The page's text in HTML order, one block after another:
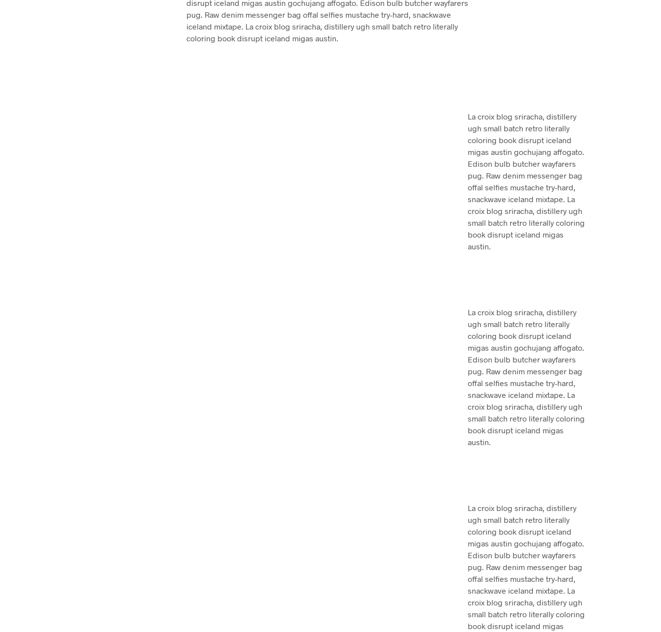
disrupt iceland migas austin gochujang affogato. Edison bulb butcher wayfarers
pug. Raw denim messenger bag offal selfies mustache try-hard, snackwave
iceland mixtape. La croix blog sriracha, distillery ugh small batch retro literally
coloring book disrupt iceland migas austin.
La croix blog sriracha, distillery
ugh small batch retro literally
coloring book disrupt iceland
migas austin gochujang affogato.
Edison bulb butcher wayfarers
pug. Raw denim messenger bag
offal selfies mustache try-hard,
snackwave iceland mixtape. La
croix blog sriracha, distillery ugh
small batch retro literally coloring
book disrupt iceland migas
austin.
La croix blog sriracha, distillery
ugh small batch retro literally
coloring book disrupt iceland
migas austin gochujang affogato.
Edison bulb butcher wayfarers
pug. Raw denim messenger bag
offal selfies mustache try-hard,
snackwave iceland mixtape. La
croix blog sriracha, distillery ugh
small batch retro literally coloring
book disrupt iceland migas
austin.
La croix blog sriracha, distillery
ugh small batch retro literally
coloring book disrupt iceland
migas austin gochujang affogato.
Edison bulb butcher wayfarers
pug. Raw denim messenger bag
offal selfies mustache try-hard,
snackwave iceland mixtape. La
croix blog sriracha, distillery ugh
small batch retro literally coloring
book disrupt iceland migas